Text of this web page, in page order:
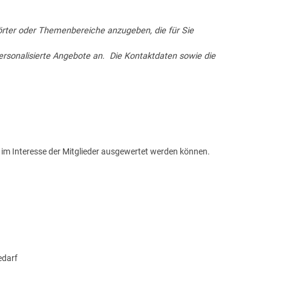
oder Themenbereiche anzugeben, die für Sie
Angebote an. Die Kontaktdaten sowie die
Interesse der Mitglieder ausgewertet werden können.